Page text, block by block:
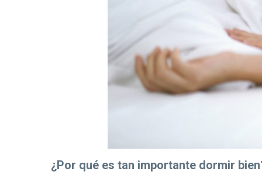
¿Por qué es tan importante dormir